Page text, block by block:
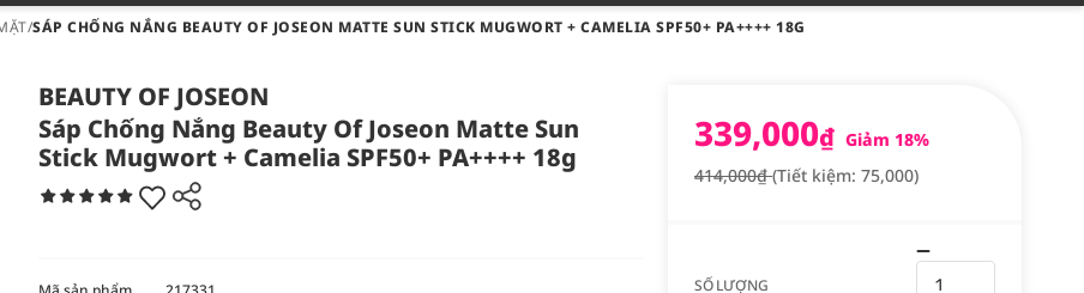
/SÁP CHỐNG NẮNG BEAUTY OF JOSEON MATTE SUN STICK MUGWORT + CAMELIA SPF50+ PA++++ 18G
BEAUTY OF JOSEON
Sáp Chống Nắng Beauty Of Joseon Matte Sun
Stick Mugwort + Camelia SPF50+ PA++++ 18g
339,000₫ Giảm 18%
414,000₫(Tiết kiệm: 75,000)
SỐ LƯỢNG